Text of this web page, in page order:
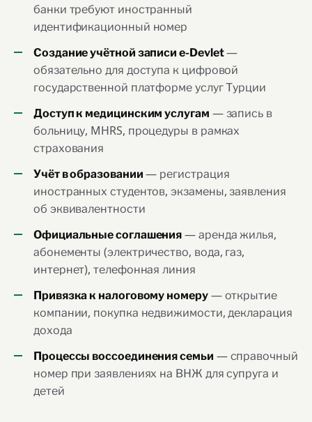
банки требуют иностранный
идентификационный номер
Создание учётной записи e-Devlet—
обязательно для доступа к цифровой
государственной платформе услуг Турции
Доступ к медицинским услугам — запись в
больницу, MHRS, процедуры в рамках
страхования
Учёт в образовании — регистрация
иностранных студентов, экзамены, заявления
об эквивалентности
Официальные соглашения — аренда жилья,
абонементы (электричество, вода, газ,
интернет), телефонная линия
Привязка к налоговому номеру— открытие
компании, покупка недвижимости, декларация
дохода
Процессы воссоединения семьи — справочный
номер при заявлениях на ВНЖ для супруга и
детей